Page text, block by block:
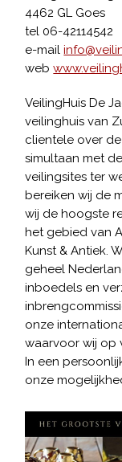
4462 GL Goes
tel 06-42114542
e-mail
web
VeilingHuis De
veilinghuis van
clientele over
simultaan met
veilingsites ter
bereiken wij de
wij de hoogste
het gebied van
Kunst & Antiek.
geheel
inboedels en
onze
waarvoor wij op
In een
onze